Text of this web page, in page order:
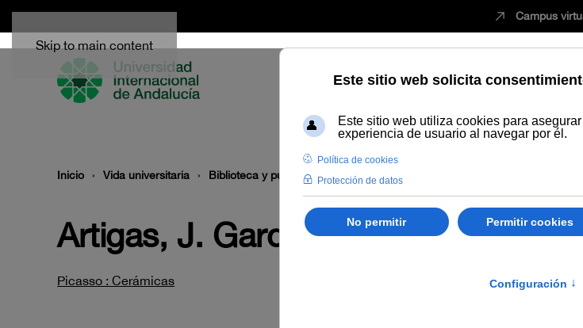
Skip to main content
Campus
Estudiar
Inicio Vida universitaria Biblioteca y publicaciones Publicaciones
Artigas, J. Gardy
Picasso : Cerámicas